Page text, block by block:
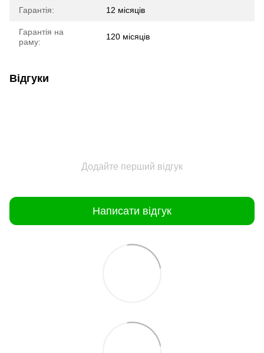
Гарантія: 12 місяців
Гарантія на
раму:
120 місяців
Відгуки
Додайте перший відгук
Написати відгук